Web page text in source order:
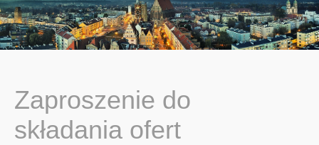
You are here:
Zaproszenie do
składania ofert